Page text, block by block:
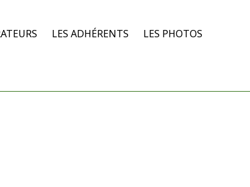
LES ADHÉRENTS
LES PHOTOS